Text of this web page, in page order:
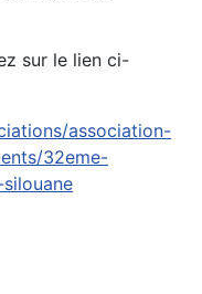
sur le lien ci-
association-
32eme-